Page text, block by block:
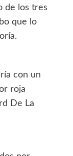
de los tres
que lo
con un
roja
De La